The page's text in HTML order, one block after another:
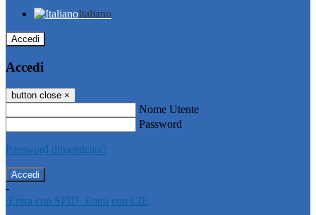
Italiano
Accedi
Accedi
button close ×
Nome Utente
Password
Password dimenticata?
-
Entra con SPID Entra con CIE